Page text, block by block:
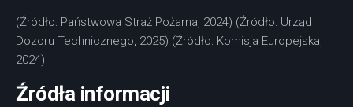
(Źródło: Państwowa Straż Pożarna, 2024) (Źródło: Urząd
Dozoru Technicznego, 2025) (Źródło: Komisja Europejska,
2024)
Źródła informacji